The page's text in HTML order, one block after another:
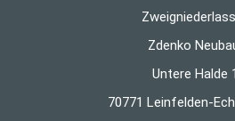
Zdenko
Untere Halde
70771 Leinfelden-